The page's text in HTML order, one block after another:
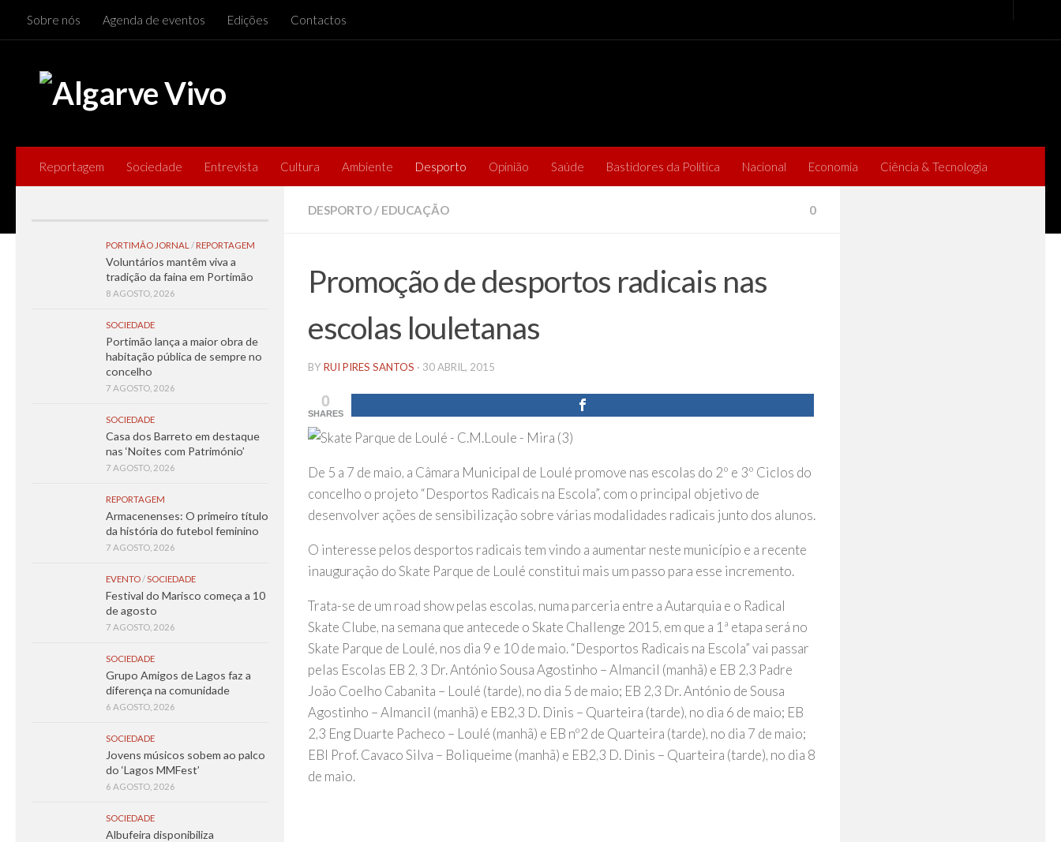
Skip to content
Sobre nós Agenda de eventos Edições Contactos
Reportagem Sociedade Entrevista Cultura Ambiente Desporto Opinião Saúde Bastidores da Política Nacional Economia Ciência & Tecnologia
DESPORTO / EDUCAÇÃO 0
Promoção de desportos radicais nas
escolas louletanas
BY RUI PIRES SANTOS · 30 ABRIL, 2015
0
SHARES
De 5 a 7 de maio, a Câmara Municipal de Loulé promove nas escolas do 2º e 3º Ciclos do
concelho o projeto “Desportos Radicais na Escola”, com o principal objetivo de
desenvolver ações de sensibilização sobre várias modalidades radicais junto dos alunos.
O interesse pelos desportos radicais tem vindo a aumentar neste município e a recente
inauguração do Skate Parque de Loulé constitui mais um passo para esse incremento.
Trata-se de um road show pelas escolas, numa parceria entre a Autarquia e o Radical
Skate Clube, na semana que antecede o Skate Challenge 2015, em que a 1ª etapa será no
Skate Parque de Loulé, nos dia 9 e 10 de maio. “Desportos Radicais na Escola” vai passar
pelas Escolas EB 2, 3 Dr. António Sousa Agostinho – Almancil (manhã) e EB 2,3 Padre
João Coelho Cabanita – Loulé (tarde), no dia 5 de maio; EB 2,3 Dr. António de Sousa
Agostinho – Almancil (manhã) e EB2,3 D. Dinis – Quarteira (tarde), no dia 6 de maio; EB
2,3 Eng Duarte Pacheco – Loulé (manhã) e EB nº2 de Quarteira (tarde), no dia 7 de maio;
EBI Prof. Cavaco Silva – Boliqueime (manhã) e EB2,3 D. Dinis – Quarteira (tarde), no dia 8
de maio.
PORTIMÃO JORNAL / REPORTAGEM
Voluntários mantêm viva a
tradição da faina em Portimão
8 AGOSTO, 2026
SOCIEDADE
Portimão lança a maior obra de
habitação pública de sempre no
concelho
7 AGOSTO, 2026
SOCIEDADE
Casa dos Barreto em destaque
nas ‘Noites com Património’
7 AGOSTO, 2026
REPORTAGEM
Armacenenses: O primeiro título
da história do futebol feminino
7 AGOSTO, 2026
EVENTO/SOCIEDADE
Festival do Marisco começa a 10
de agosto
7 AGOSTO, 2026
SOCIEDADE
Grupo Amigos de Lagos faz a
diferença na comunidade
6 AGOSTO, 2026
SOCIEDADE
Jovens músicos sobem ao palco
do ‘Lagos MMFest’
6 AGOSTO, 2026
SOCIEDADE
Albufeira disponibiliza